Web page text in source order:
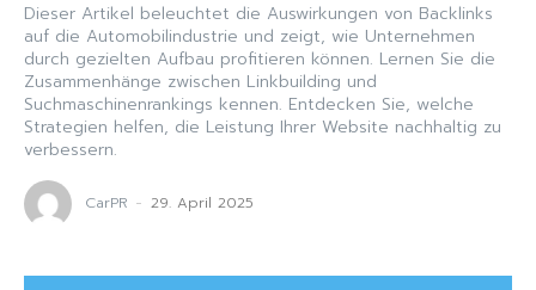
Dieser Artikel beleuchtet die Auswirkungen von Backlinks
auf die Automobilindustrie und zeigt, wie Unternehmen
durch gezielten Aufbau profitieren können. Lernen Sie die
Zusammenhänge zwischen Linkbuilding und
Suchmaschinenrankings kennen. Entdecken Sie, welche
Strategien helfen, die Leistung Ihrer Website nachhaltig zu
verbessern.
CarPR - 29. April 2025